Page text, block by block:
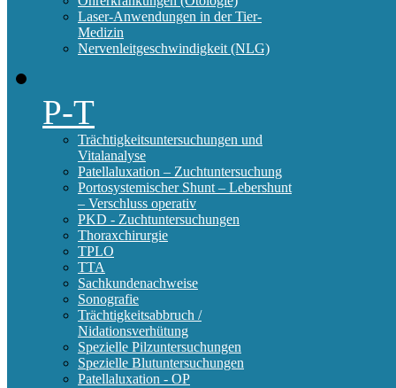
Laser-Anwendungen in der Tier-
Medizin
Nervenleitgeschwindigkeit (NLG)
P-T
Trächtigkeitsuntersuchungen und
Vitalanalyse
Patellaluxation – Zuchtuntersuchung
Portosystemischer Shunt – Lebershunt
– Verschluss operativ
PKD - Zuchtuntersuchungen
Thoraxchirurgie
TPLO
TTA
Sachkundenachweise
Sonografie
Trächtigkeitsabbruch /
Nidationsverhütung
Spezielle Pilzuntersuchungen
Spezielle Blutuntersuchungen
Patellaluxation - OP